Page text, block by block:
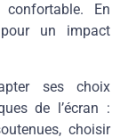
En
un impact
ses choix
de l’écran :
choisir